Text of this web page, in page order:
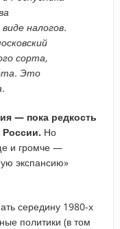
налогов.
сорта,
Это
— пока редкость
Но
и громче —
экспансию»
середину 1980-х
политики (в том